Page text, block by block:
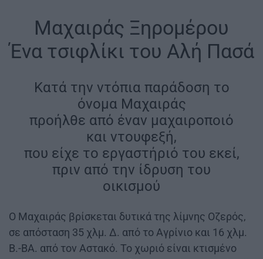
Μαχαιράς Ξηρομέρου
Ένα τσιφλίκι του Αλή Πασά
Κατά την ντόπια παράδοση το
όνομα Μαχαιράς
προήλθε από έναν μαχαιροποιό
και ντουφεξή,
που είχε το εργαστήριό του εκεί,
πριν από την ίδρυση του
οικισμού
Ο Μαχαιράς βρίσκεται δυτικά της λίμνης Οζερός,
σε απόσταση 35 χλμ. Δ. από το Αγρίνιο και 16 χλμ.
Β.-ΒΑ. από τον Αστακό. Το χωριό είναι κτισμένο